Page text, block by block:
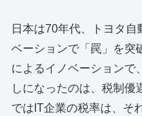
日本は70年代、トヨタ
ベーションで「罠」を突
によるイノベーションで
しになったのは、税制優
ではIT企業の税率は、そ